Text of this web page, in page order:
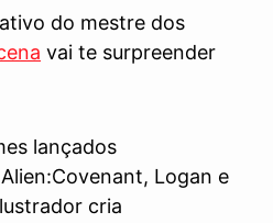
do mestre dos
vai te surpreender
lançados
Logan e
cria